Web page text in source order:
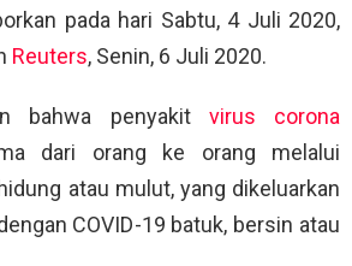
pada hari Sabtu, 4 Juli 2020,
Reuters, Senin, 6 Juli 2020.
bahwa penyakit virus corona
dari orang ke orang melalui
atau mulut, yang dikeluarkan
COVID-19 batuk, bersin atau